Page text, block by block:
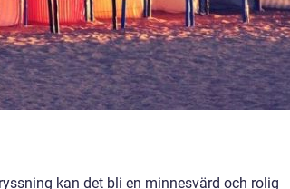
kan det bli en minnesvärd och rolig